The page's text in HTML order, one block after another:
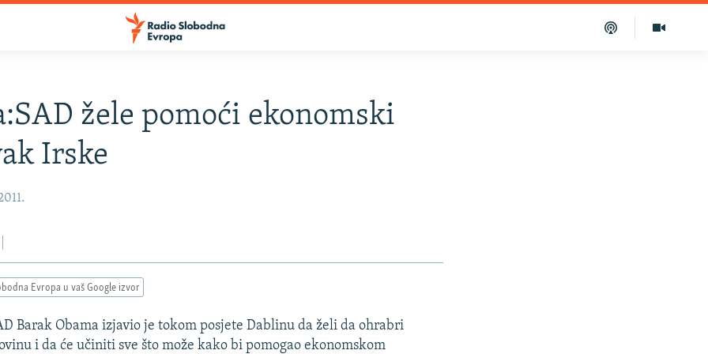
žele pomoći ekonomski
Irske
Evropa u vaš Google izvor
Barak Obama izjavio je tokom posjete Dablinu da želi da ohrabri
i da će učiniti sve što može kako bi pomogao ekonomskom